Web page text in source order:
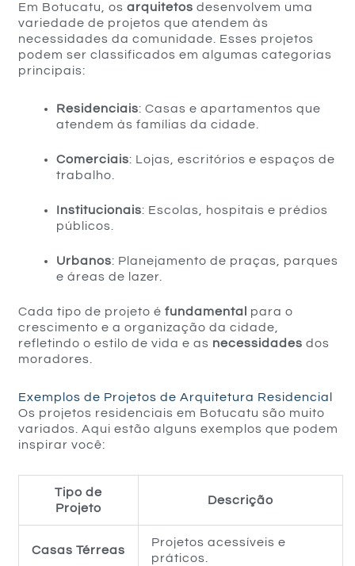
Em Botucatu, osarquitetos desenvolvem uma
variedade de projetos que atendem às
necessidades da comunidade. Esses projetos
podem ser classificados em algumas categorias
principais:
Residenciais: Casas e apartamentos que
atendem às famílias da cidade.
Comerciais: Lojas, escritórios e espaços de
trabalho.
Institucionais: Escolas, hospitais e prédios
públicos.
Urbanos: Planejamento de praças, parques
e áreas de lazer.
Cada tipo de projeto éfundamental
para o
crescimento e a organização da cidade,
refletindo o estilo de vida e as necessidades dos
moradores.
Exemplos de Projetos de Arquitetura Residencial
Os projetos residenciais em Botucatu são muito
variados. Aqui estão alguns exemplos que podem
inspirar você:
Tipo de
Projeto
Descrição
Casas Térreas
Projetos acessíveis e
práticos.